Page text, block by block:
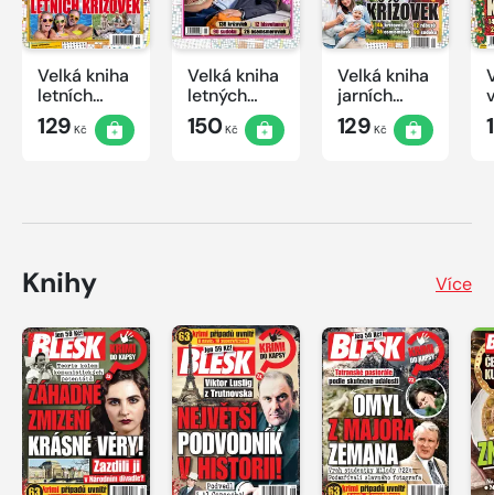
Velká kniha
letních
křížovek
2026
129 Kč
Velká kniha
letných
krížoviek s
TV JOJ
150Kč
Velká kniha
jarních
křížovek
2026
129 Kč
Knihy Více